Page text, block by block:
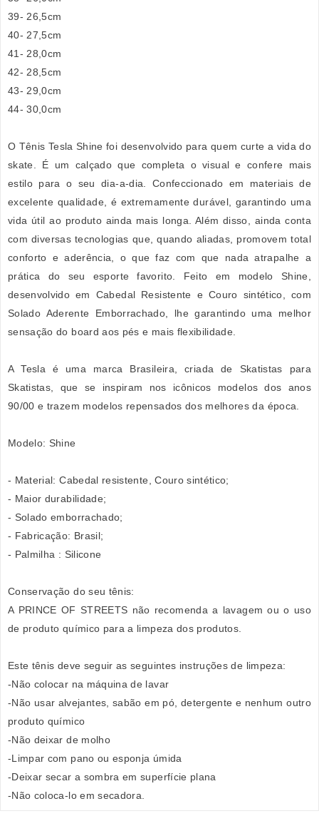
39- 26,5cm
40- 27,5cm
41- 28,0cm
42- 28,5cm
43- 29,0cm
44- 30,0cm
O Tênis Tesla Shine foi desenvolvido para quem curte a vida do
skate. É um calçado que completa o visual e confere mais
estilo para o seu dia-a-dia. Confeccionado em materiais de
excelente qualidade, é extremamente durável, garantindo uma
vida útil ao produto ainda mais longa. Além disso, ainda conta
com diversas tecnologias que, quando aliadas, promovem total
conforto e aderência, o que faz com que nada atrapalhe a
prática do seu esporte favorito. Feito em modelo Shine,
desenvolvido em Cabedal Resistente e Couro sintético, com
Solado Aderente Emborrachado, lhe garantindo uma melhor
sensação do board aos pés e mais flexibilidade.
A Tesla é uma marca Brasileira, criada de Skatistas para
Skatistas, que se inspiram nos icônicos modelos dos anos
90/00 e trazem modelos repensados dos melhores da época.
Modelo: Shine
- Material: Cabedal resistente, Couro sintético;
- Maior durabilidade;
- Solado emborrachado;
- Fabricação: Brasil;
- Palmilha : Silicone
Conservação do seu tênis:
A PRINCE OF STREETS não recomenda a lavagem ou o uso
de produto químico para a limpeza dos produtos.
Este tênis deve seguir as seguintes instruções de limpeza:
-Não colocar na máquina de lavar
-Não usar alvejantes, sabão em pó, detergente e nenhum outro
produto químico
-Não deixar de molho
-Limpar com pano ou esponja úmida
-Deixar secar a sombra em superfície plana
-Não coloca-lo em secadora.